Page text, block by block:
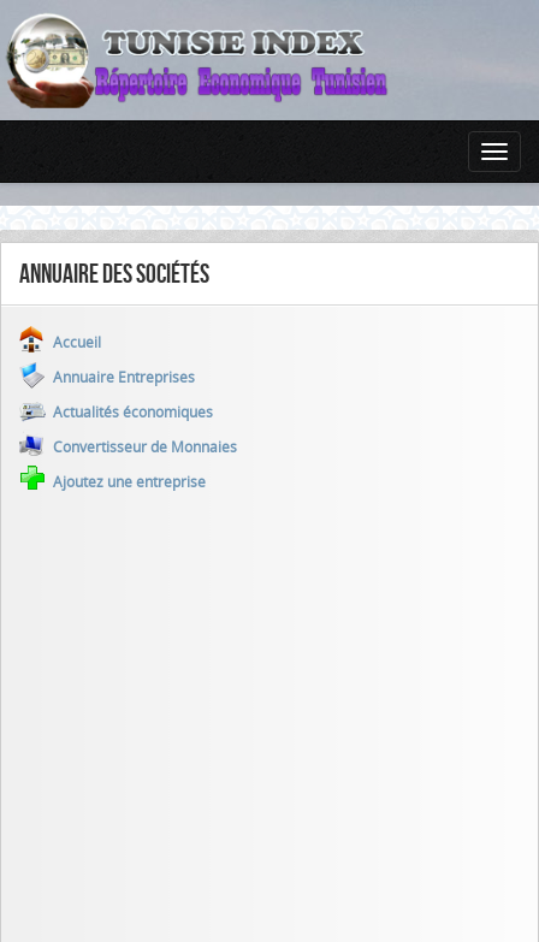
Annuaire des sociétés
Accueil
Annuaire Entreprises
Actualités économiques
Convertisseur de Monnaies
Ajoutez une entreprise